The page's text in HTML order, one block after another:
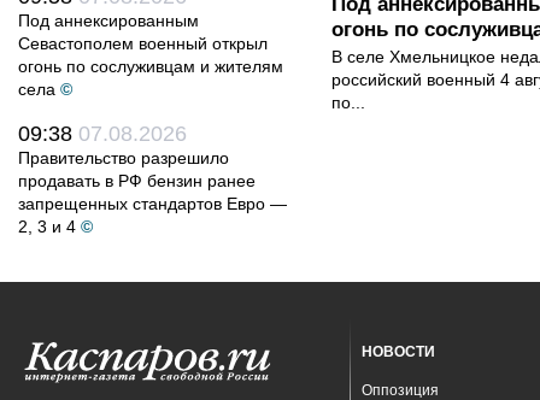
Под аннексированным
Севастополем военный открыл
огонь по сослуживцам и жителям
села ©
09:38 07.08.2026
Правительство разрешило
продавать в РФ бензин ранее
запрещенных стандартов Евро —
2, 3 и 4 ©
огонь по
В селе Хмельницкое
российский военный 4
по...
НОВОСТИ
Оппозиция